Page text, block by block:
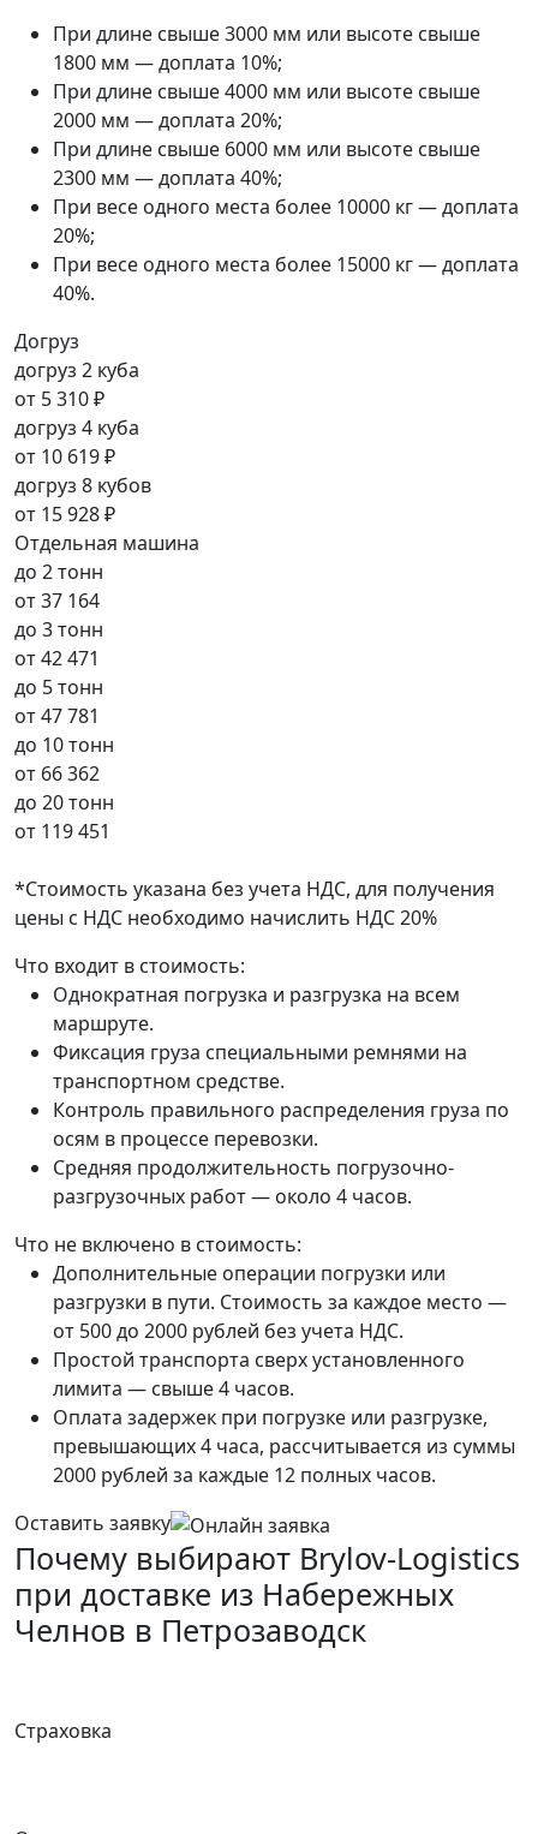
При длине свыше 3000 мм или высоте свыше
1800 мм — доплата 10%;
При длине свыше 4000 мм или высоте свыше
2000 мм — доплата 20%;
При длине свыше 6000 мм или высоте свыше
2300 мм — доплата 40%;
При весе одного места более 10000 кг — доплата
20%;
При весе одного места более 15000 кг — доплата
40%.
Догруз
догруз 2 куба
от 5 310 ₽
догруз 4 куба
от 10 619 ₽
догруз 8 кубов
от 15 928 ₽
Отдельная машина
до 2 тонн
от37 164
до 3 тонн
от42 471
до 5 тонн
от47 781
до 10 тонн
от 66 362
до 20 тонн
от 119 451
*Стоимость указана без учета НДС, для получения
цены с НДС необходимо начислить НДС 20%
Что входит в стоимость:
Однократная погрузка и разгрузка на всем
маршруте.
Фиксация груза специальными ремнями на
транспортном средстве.
Контроль правильного распределения груза по
осям в процессе перевозки.
Средняя продолжительность погрузочно-
разгрузочных работ — около 4 часов.
Что не включено в стоимость:
Дополнительные операции погрузки или
разгрузки в пути. Стоимость за каждое место —
от 500 до 2000 рублей без учета НДС.
Простой транспорта сверх установленного
лимита — свыше 4 часов.
Оплата задержек при погрузке или разгрузке,
превышающих 4 часа, рассчитывается из суммы
2000 рублей за каждые 12 полных часов.
Оставить заявку
Почему выбирают Brylov-Logistics
при доставке из Набережных
Челнов в Петрозаводск
Страховка